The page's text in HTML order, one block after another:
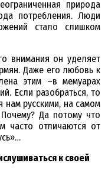
природа
потребления. Люди
стало слишком
внимания он уделяет
Даже его любовь к
этим –в мемуарах
Если разобраться, то
нам русскими, на самом
Да потому что
часто отличаются от
к своей